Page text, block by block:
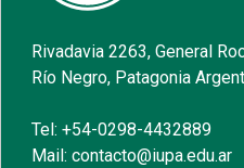
Rivadavia 2263, General
Río Negro, Patagonia
Tel: +54-0298-4432889
Mail: contacto@iupa.edu.ar